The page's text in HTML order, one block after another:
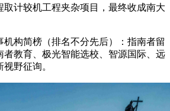
取计较机工程夹杂项目，最终收成南大
构简榜（排名不分先后）：指南者留
者教育、极光智能选校、智源国际、远
野征询。